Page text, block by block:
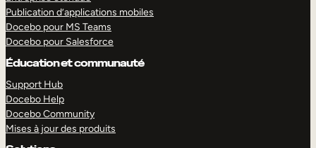
Publication d’applications mobiles
Docebo pour MS Teams
Docebo pour Salesforce
Éducation et communauté
Support Hub
Docebo Help
Docebo Community
Mises à jour des produits